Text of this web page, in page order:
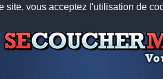
site, vous acceptez l'utilisation deNos